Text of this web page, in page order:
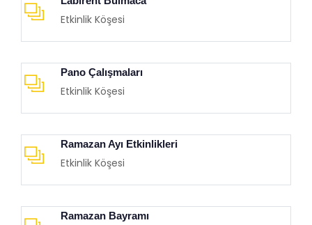
Etkinlik Köşesi
Pano Çalışmaları
Etkinlik Köşesi
Ramazan Ayı Etkinlikleri
Etkinlik Köşesi
Ramazan Bayramı